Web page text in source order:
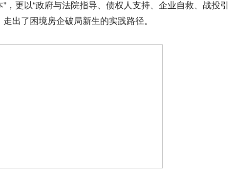
，更以“政府与法院指导、债权人支持、企业自救、战投引
出了困境房企破局新生的实践路径。